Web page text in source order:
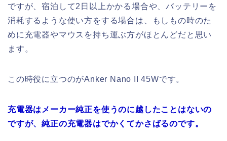
ですが、宿泊して2日以上かかる場合や、バッテリーを
消耗するような使い方をする場合は、もしもの時のた
めに充電器やマウスを持ち運ぶ方がほとんどだと思い
ます。
この時役に立つのがAnker Nano II 45Wです。
充電器はメーカー純正を使うのに越したことはないの
ですが、純正の充電器はでかくてかさばるのです。